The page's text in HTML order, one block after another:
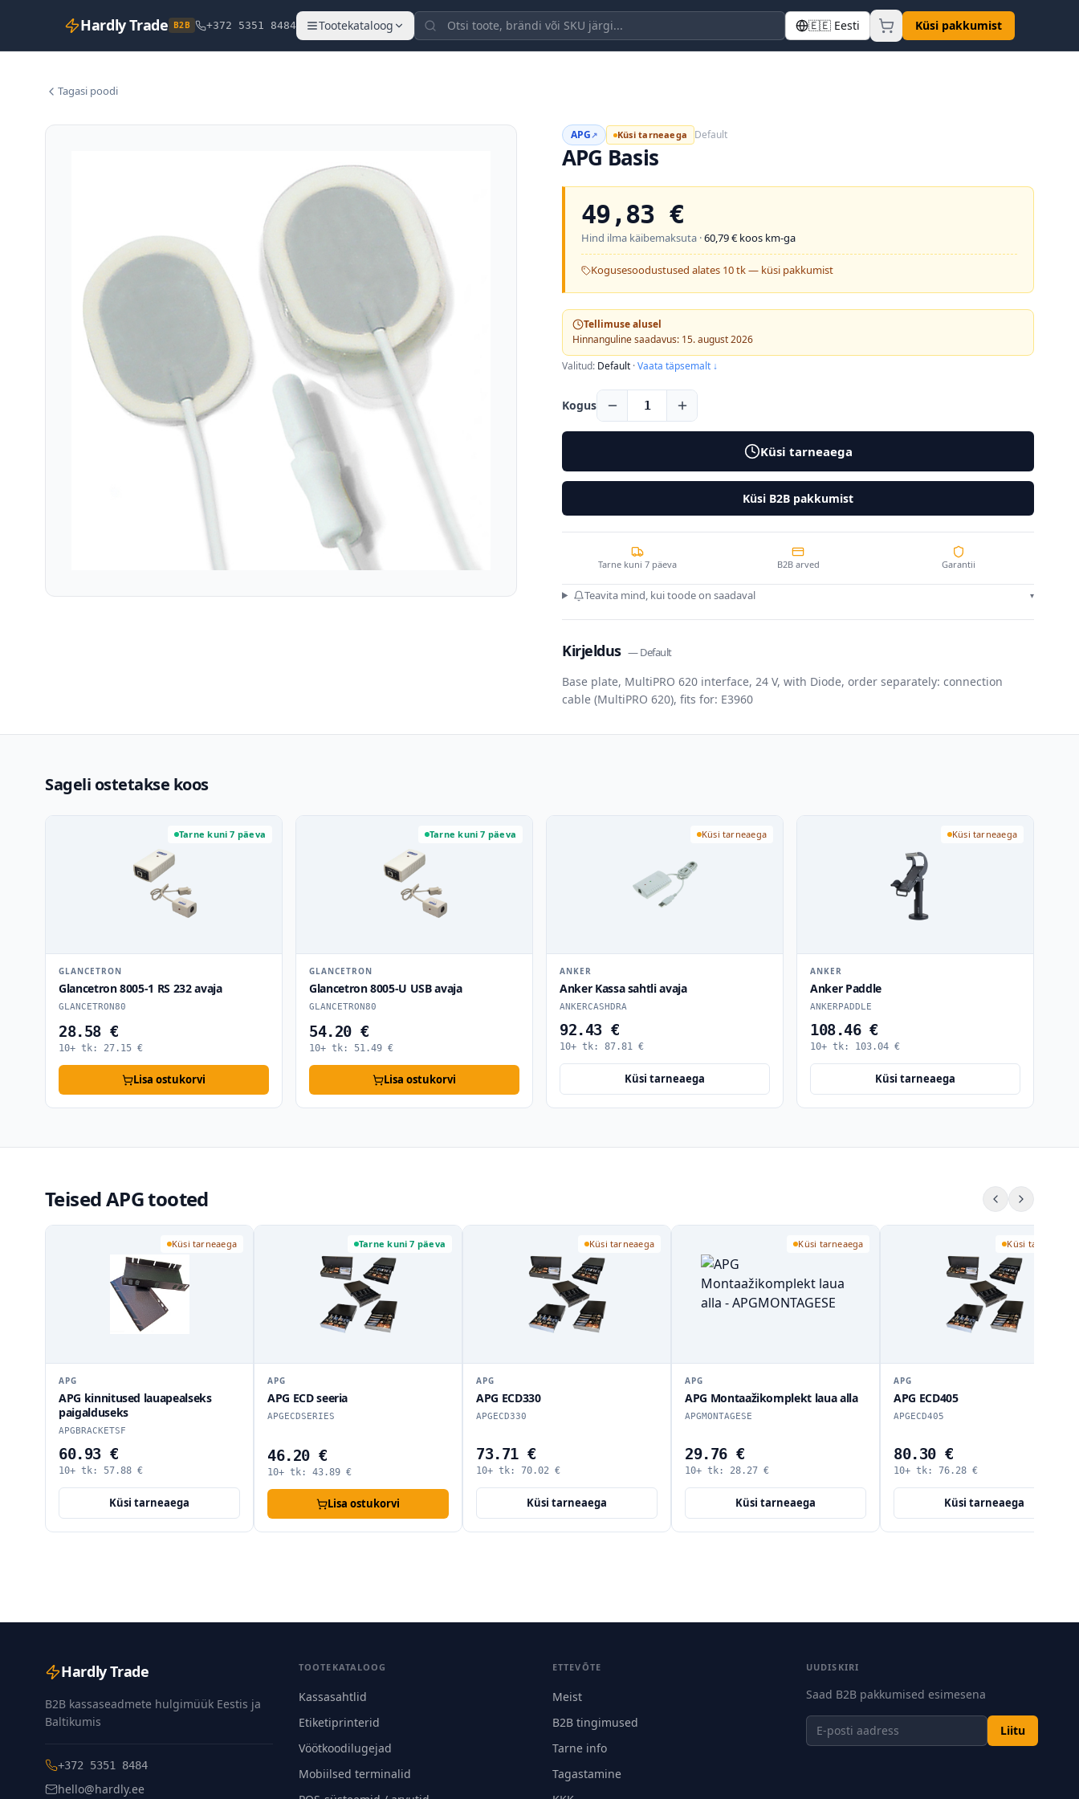
Hardly Trade B2B +372 5351 8484 Tootekataloog 🇪🇪 Eesti Küsi pakkumist
Tagasi poodi
APG↗ Küsi tarneaega Default
APG Basis
49,83 €
Hind ilma käibemaksuta ·60,79€ koos km-ga
Kogusesoodustused alates 10 tk — küsi pakkumist
Tellimuse alusel
Hinnanguline saadavus: 15. august 2026
Valitud: Default ·Vaata täpsemalt ↓
Kogus 1
Küsi tarneaega
Küsi B2B pakkumist
Tarne kuni 7 päeva B2B arved Garantii
Teavita mind, kui toode on saadaval ▾
Kirjeldus —Default
Base plate, MultiPRO 620 interface, 24 V, with Diode, order separately: connection
cable (MultiPRO 620), fits for: E3960
Sageli ostetakse koos
Tarne kuni 7 päeva
GLANCETRON
Glancetron 8005-1 RS 232 avaja
GLANCETRON80
28.58 €
10+ tk: 27.15 €
Lisa ostukorvi
Tarne kuni 7 päeva
GLANCETRON
Glancetron 8005-U USB avaja
GLANCETRON80
54.20 €
10+ tk: 51.49 €
Lisa ostukorvi
Küsi tarneaega
ANKER
Anker Kassa sahtli avaja
ANKERCASHDRA
92.43 €
10+ tk: 87.81 €
Küsi tarneaega
Küsi tarneaega
ANKER
Anker Paddle
ANKERPADDLE
108.46 €
10+ tk: 103.04 €
Küsi tarneaega
Teised APG tooted
Küsi tarneaega
APG
APG kinnitused lauapealseks
paigalduseks
APGBRACKETSF
60.93 €
10+ tk: 57.88 €
Küsi tarneaega
Tarne kuni 7 päeva
APG
APG ECD seeria
APGECDSERIES
46.20 €
10+ tk: 43.89 €
Lisa ostukorvi
Küsi tarneaega
APG
APG ECD330
APGECD330
73.71 €
10+ tk: 70.02 €
Küsi tarneaega
Küsi tarneaega
APG
APG Montaažikomplekt laua alla
APGMONTAGESE
29.76 €
10+ tk: 28.27 €
Küsi tarneaega
Küsi tarneaega
APG
APG ECD405
APGECD405
80.30 €
10+ tk: 76.28 €
Küsi tarneaega
Hardly Trade
B2B kassaseadmete hulgimüük Eestis ja
Baltikumis
+372 5351 8484
hello@hardly.ee
TOOTEKATALOOG
Kassasahtlid
Etiketiprinterid
Vöötkoodilugejad
Mobiilsed terminalid
ETTEVÕTE
Meist
B2B tingimused
Tarne info
Tagastamine
UUDISKIRI
Saad B2B pakkumised esimesena
Liitu